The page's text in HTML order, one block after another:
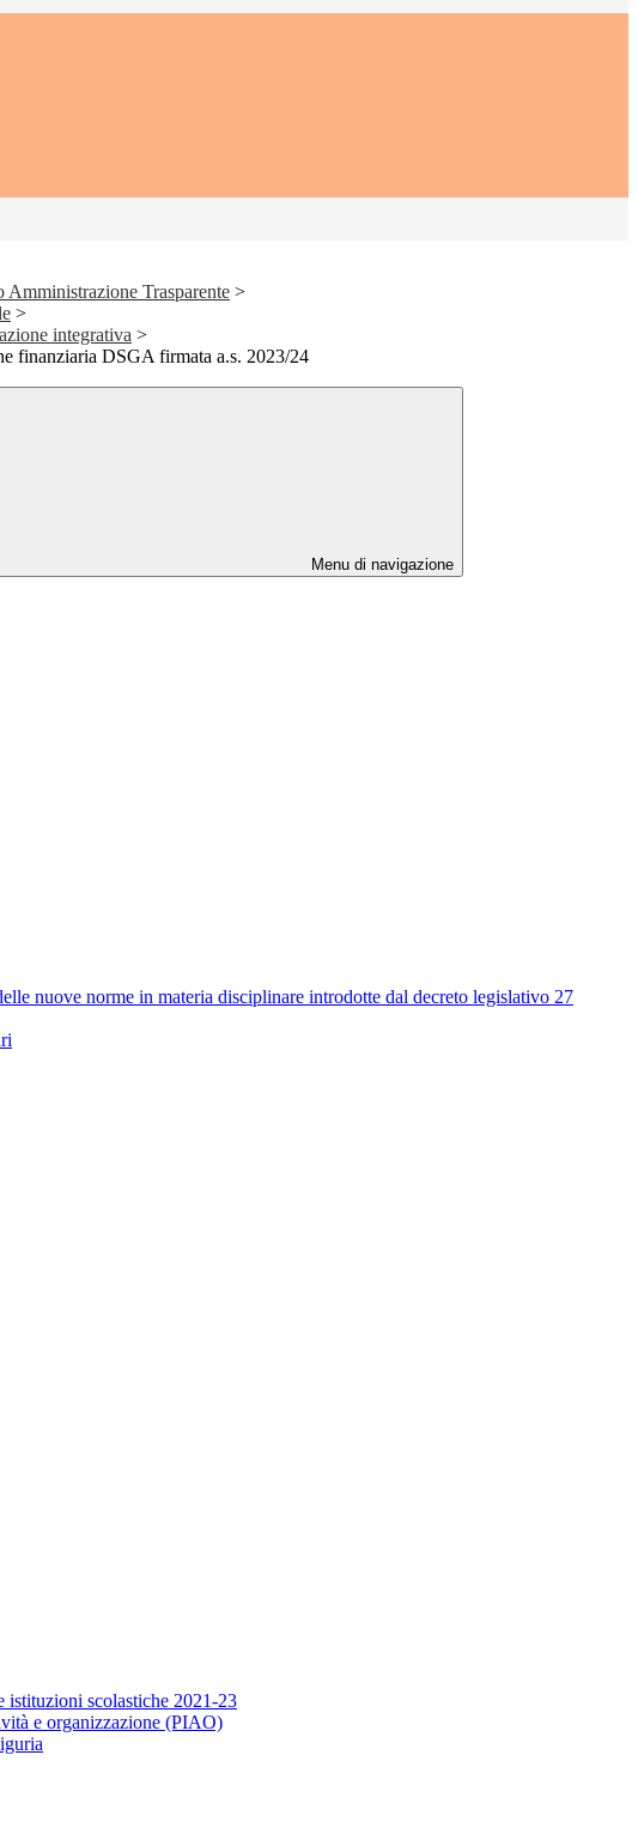
Amministrazione Trasparente >
>
integrativa >
finanziaria DSGA firmata a.s. 2023/24
Menu di navigazione
nuove norme in materia disciplinare introdotte dal decreto legislativo 27
istituzioni scolastiche 2021-23
e organizzazione (PIAO)